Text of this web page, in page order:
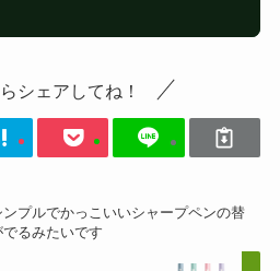
シェアしてね！
プルでかっこいいシャープペンの替
るみたいです